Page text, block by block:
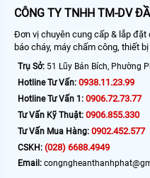
CÔNG TY TNHH TM-DV
Đơn vị chuyên cung cấp & lắp
báo cháy, máy chấm công, thiết bị
Trụ Sở: 51 Lũy Bán Bích, Phường
Hotline Tư Vấn: 0938.11.23.99
Hotline Tư Vấn 1: 0906.72.73.77
Tư Vấn Kỹ Thuật: 0906.855.330
Tư Vấn Mua Hàng: 0902.452.577
CSKH: (028) 6688.4949
Email: